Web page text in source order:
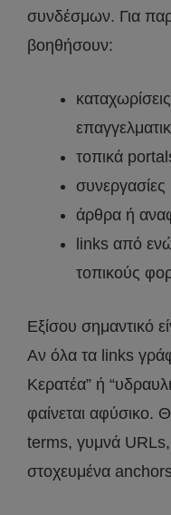
συνδέσμων. Για
βοηθήσουν:
τοπικά
συνεργασίες
άρθρα ή
links από
τοπικούς
Εξίσου σημαντικό
Αν όλα τα links
Κερατέα” ή
φαίνεται αφύσικο.
terms, γυμνά URLs,
στοχευμένα